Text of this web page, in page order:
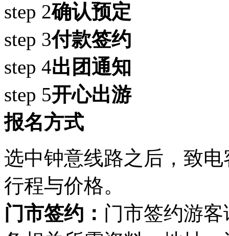
step 2确认预定
step 3付款签约
step 4出团通知
step 5开心出游
报名方式
选中钟意线路之后，致
行程与价格。
门市签约： 门市签约游